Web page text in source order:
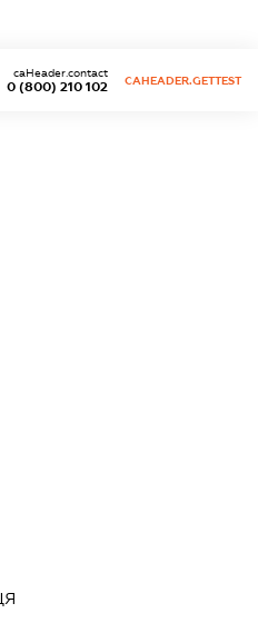
0 (800) 210 102
caHeader.contact
CAHEADER.GETTEST